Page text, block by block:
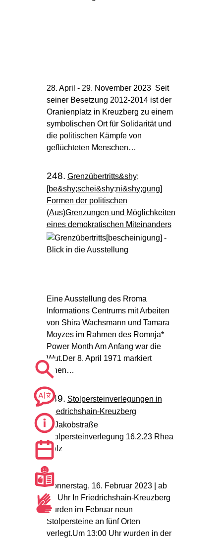
28. April - 29. November 2023 Seit
seiner Besetzung 2012-2014 ist der
Oranienplatz in Kreuzberg zu einem
symbolischen Ort für Solidarität und
die politischen Kämpfe von
geflüchteten Menschen…
248. Grenzübertritts&shy;
[be&shy;schei&shy;ni&shy;gung]
Formen der politischen
(Aus)Grenzungen und Möglichkeiten
eines demokratischen Miteinanders
Eine Ausstellung des Rroma
Informations Centrums mit Arbeiten
von Shira Wachsmann und Tamara
Moyzes im Rahmen des Romnja*
Power Month Am Anfang war die
Wut.Der 8. April 1971 markiert
einen…
249. Stolpersteinverlegungen in
Friedrichshain-Kreuzberg
Donnerstag, 16. Februar 2023 | ab
13 Uhr In Friedrichshain-Kreuzberg
wurden im Februar neun
Stolpersteine an fünf Orten
verlegt.Um 13:00 Uhr wurden in der